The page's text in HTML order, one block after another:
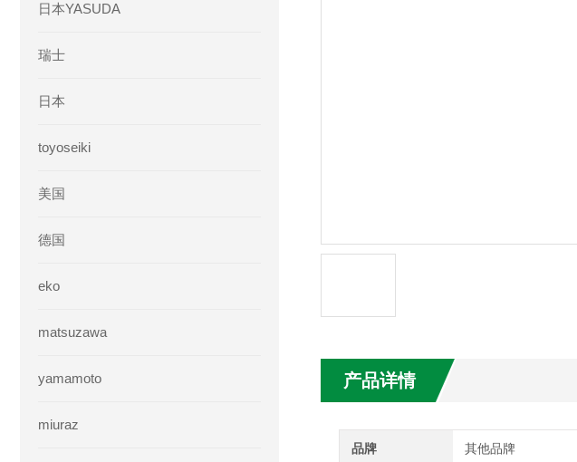
日本YASUDA
瑞士
日本
toyoseiki
美国
德国
eko
matsuzawa
yamamoto
miuraz
产品详情
品牌 其他品牌